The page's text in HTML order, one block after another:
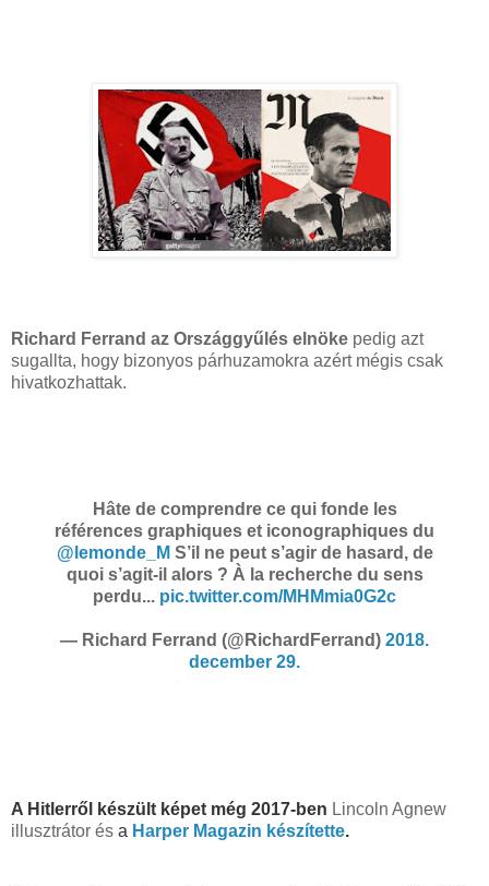
Richard Ferrand az Országgyűlés elnöke pedig azt
sugallta, hogy bizonyos párhuzamokra azért mégis csak
hivatkozhattak.
Hâte de comprendre ce qui fonde les
références graphiques et iconographiques du
@lemonde_M ⁩ S’il ne peut s’agir de hasard, de
quoi s’agit-il alors ? À la recherche du sens
perdu... pic.twitter.com/MHMmia0G2c
— Richard Ferrand (@RichardFerrand) 2018.
december 29.
A Hitlerről készült képet még 2017-ben Lincoln Agnew
illusztrátor és a Harper Magazin készítette.